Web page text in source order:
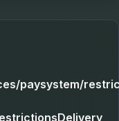
paysystem/